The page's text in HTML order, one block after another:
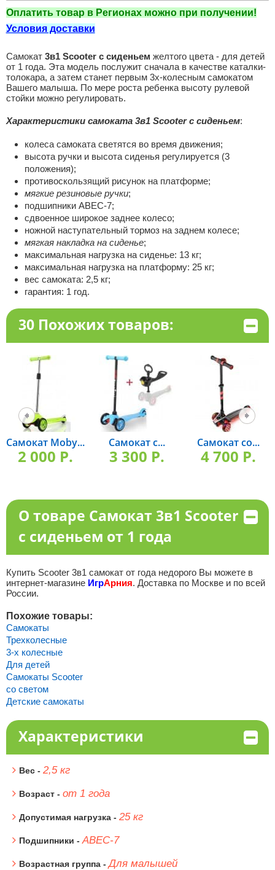
Оплатить товар в Регионах можно при получении!
Условия доставки
Самокат 3в1 Scooter с сиденьем желтого цвета - для детей
от 1 года. Эта модель послужит сначала в качестве каталки-
толокара, а затем станет первым 3х-колесным самокатом
Вашего малыша. По мере роста ребенка высоту рулевой
стойки можно регулировать.
Характеристики самоката 3в1 Scooter с сиденьем:
колеса самоката светятся во время движения;
высота ручки и высота сиденья регулируется (3
положения);
противоскользящий рисунок на платформе;
мягкие резиновые ручки;
подшипники АВЕС-7;
сдвоенное широкое заднее колесо;
ножной наступательный тормоз на заднем колесе;
мягкая накладка на сиденье;
максимальная нагрузка на сиденье: 13 кг;
максимальная нагрузка на платформу: 25 кг;
вес самоката: 2,5 кг;
гарантия: 1 год.
30 Похожих товаров:
Самокат Moby...
2 000 P.
Самокат с...
3 300 P.
Самокат со...
4 700 P.
О товаре Самокат 3в1 Scooter
с сиденьем от 1 года
Купить Scooter 3в1 самокат от года недорого Вы можете в
интернет-магазине ИгрАрния. Доставка по Москве и по всей
России.
Похожие товары:
Самокаты
Трехколесные
3-х колесные
Для детей
Самокаты Scooter
со светом
Детские самокаты
Характеристики
Вес - 2,5 кг
Возраст - от 1 года
Допустимая нагрузка - 25 кг
Подшипники - ABEC-7
Возрастная группа -Для малышей